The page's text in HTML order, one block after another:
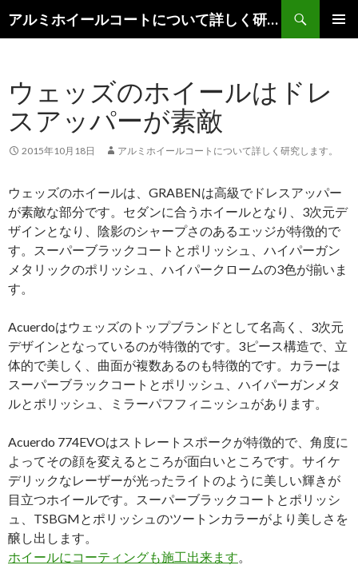
アルミホイールコートについて詳しく研究します。
索
へ
移
動
ウェッズのホイールはドレ
スアッパーが素敵
2015年10月18日 アルミホイールコートについて詳しく研究します。
ウェッズのホイールは、GRABENは高級でドレスアッパー
が素敵な部分です。セダンに合うホイールとなり、3次元デ
ザインとなり、陰影のシャープさのあるエッジが特徴的で
す。スーパーブラックコートとポリッシュ、ハイパーガン
メタリックのポリッシュ、ハイパークロームの3色が揃いま
す。
Acuerdoはウェッズのトップブランドとして名高く、3次元
デザインとなっているのが特徴的です。3ピース構造で、立
体的で美しく、曲面が複数あるのも特徴的です。カラーは
スーパーブラックコートとポリッシュ、ハイパーガンメタ
ルとポリッシュ、ミラーパフフィニッシュがあります。
Acuerdo 774EVOはストレートスポークが特徴的で、角度に
よってその顔を変えるところが面白いところです。サイケ
デリックなレーザーが光ったライトのように美しい輝きが
目立つホイールです。スーパーブラックコートとポリッシ
ュ、TSBGMとポリッシュのツートンカラーがより美しさを
醸し出します。
ホイールにコーティングも施工出来ます。